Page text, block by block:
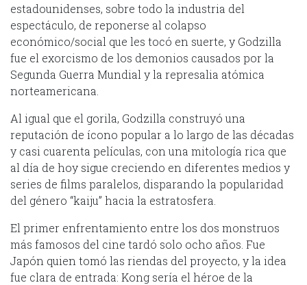
estadounidenses, sobre todo la industria del
espectáculo, de reponerse al colapso
económico/social que les tocó en suerte, y Godzilla
fue el exorcismo de los demonios causados por la
Segunda Guerra Mundial y la represalia atómica
norteamericana.
Al igual que el gorila, Godzilla construyó una
reputación de ícono popular a lo largo de las décadas
y casi cuarenta películas, con una mitología rica que
al día de hoy sigue creciendo en diferentes medios y
series de films paralelos, disparando la popularidad
del género “kaiju” hacia la estratosfera.
El primer enfrentamiento entre los dos monstruos
más famosos del cine tardó solo ocho años. Fue
Japón quien tomó las riendas del proyecto, y la idea
fue clara de entrada: Kong sería el héroe de la